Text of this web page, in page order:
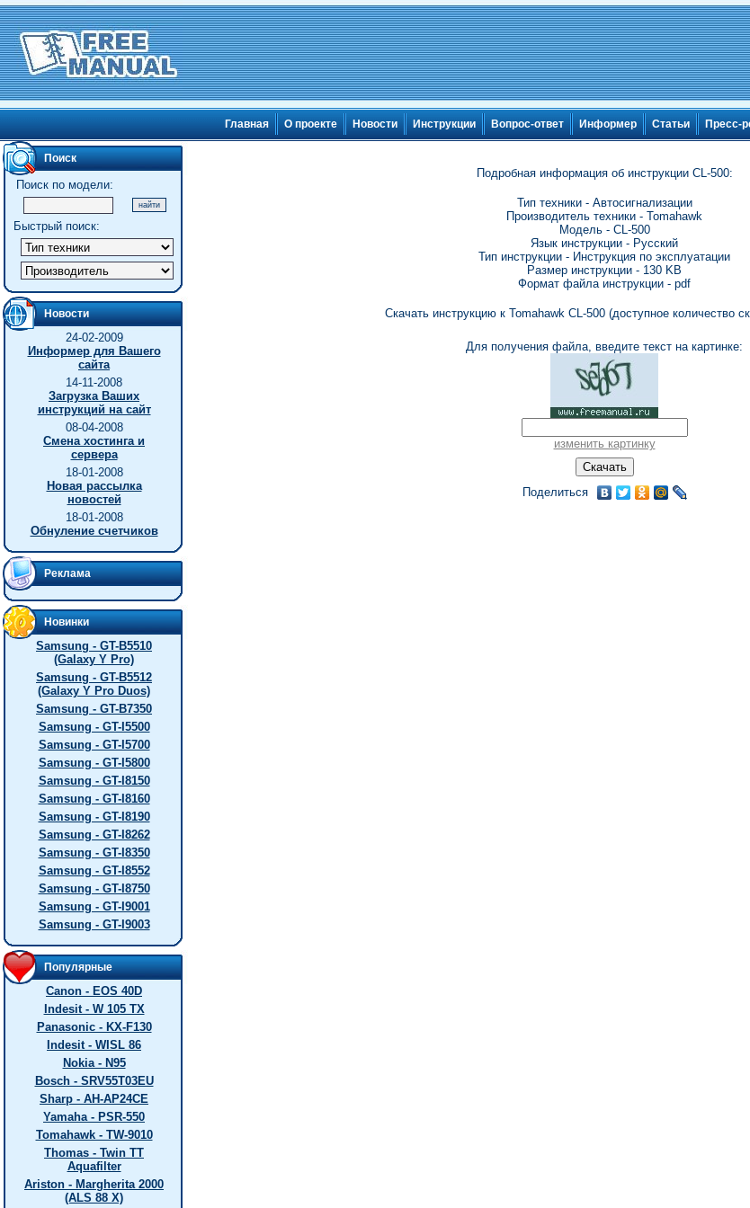
Главная О проекте Новости Инструкции Вопрос-ответ Информер Статьи Пресс-
Поиск
Поиск по модели:
Быстрый поиск:
Новости
24-02-2009
Информер для Вашего
сайта
14-11-2008
Загрузка Ваших
инструкций на сайт
08-04-2008
Смена хостинга и
сервера
18-01-2008
Новая рассылка
новостей
18-01-2008
Обнуление счетчиков
Реклама
Новинки
Samsung - GT-B5510
(Galaxy Y Pro)
Samsung - GT-B5512
(Galaxy Y Pro Duos)
Samsung - GT-B7350
Samsung - GT-I5500
Samsung - GT-I5700
Samsung - GT-I5800
Samsung - GT-I8150
Samsung - GT-I8160
Samsung - GT-I8190
Samsung - GT-I8262
Samsung - GT-I8350
Samsung - GT-I8552
Samsung - GT-I8750
Samsung - GT-I9001
Samsung - GT-I9003
Популярные
Canon - EOS 40D
Indesit - W 105 TX
Panasonic - KX-F130
Indesit - WISL 86
Nokia - N95
Bosch - SRV55T03EU
Sharp - AH-AP24CE
Yamaha - PSR-550
Tomahawk - TW-9010
Thomas - Twin TT
Aquafilter
Ariston - Margherita 2000
(ALS 88 X)
Подробная информация об инструкции CL-500:
Тип техники - Автосигнализации
Производитель техники - Tomahawk
Модель - CL-500
Язык инструкции - Русский
Тип инструкции - Инструкция по эксплуатации
Размер инструкции - 130 KB
Формат файла инструкции - pdf
Скачать инструкцию к Tomahawk CL-500 (доступное количество
Для получения файла, введите текст на картинке:
изменить картинку
Поделиться